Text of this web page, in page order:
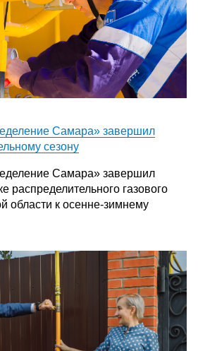
Самара» завершил
сезону
Самара» завершил
распределительного газового
области к осенне-зимнему